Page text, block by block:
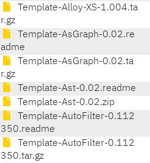
Template-Alloy-XS-1.004.ta
r.gz
Template-AsGraph-0.02.re
adme
Template-AsGraph-0.02.ta
r.gz
Template-Ast-0.02.readme
Template-Ast-0.02.zip
Template-AutoFilter-0.112
350.readme
Template-AutoFilter-0.112
350.tar.gz